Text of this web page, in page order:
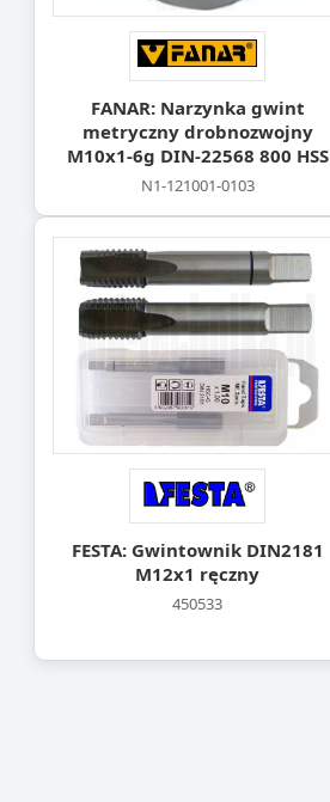
FANAR: Narzynka gwint
metryczny drobnozwojny
M10x1-6g DIN-22568 800 HSS
N1-121001-0103
FESTA: Gwintownik DIN2181
M12x1 ręczny
450533